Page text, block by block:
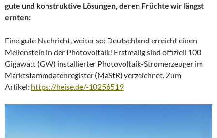
gute und konstruktive Lösungen, deren Früchte wir längst
ernten:
Eine gute Nachricht, weiter so: Deutschland erreicht einen
Meilenstein in der Photovoltaik! Erstmalig sind offiziell 100
Gigawatt (GW) installierter Photovoltaik-Stromerzeuger im
Marktstammdatenregister (MaStR) verzeichnet. Zum
Artikel: https://heise.de/-10256519